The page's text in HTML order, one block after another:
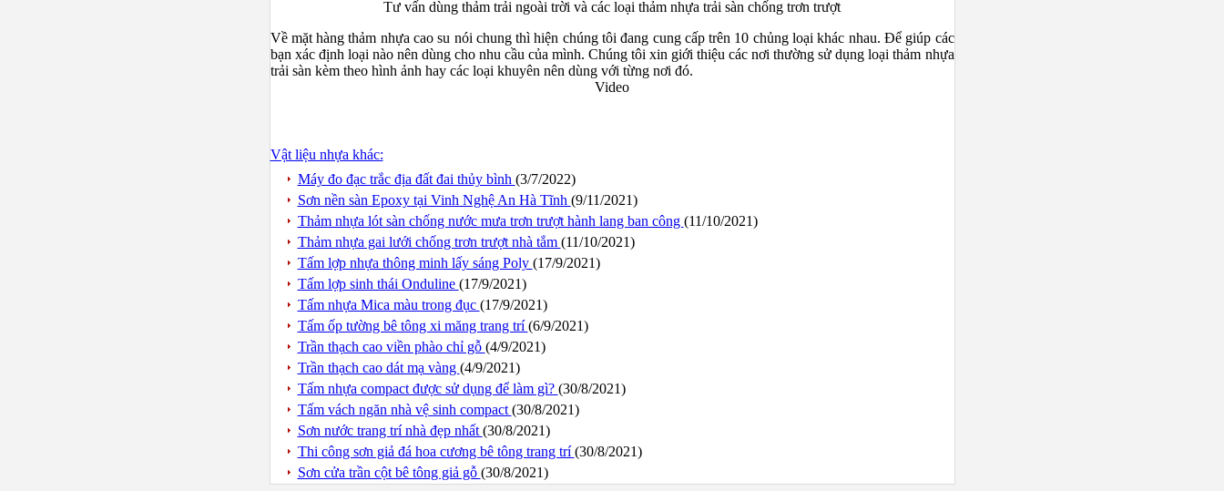
Tư vấn dùng thảm trải ngoài trời và các loại thảm nhựa trải sàn chống trơn trượt
Về mặt hàng thảm nhựa cao su nói chung thì hiện chúng tôi đang cung cấp trên 10 chủng loại khác nhau. Để giúp các
bạn xác định loại nào nên dùng cho nhu cầu của mình. Chúng tôi xin giới thiệu các nơi thường sử dụng loại thảm nhựa
trải sàn kèm theo hình ảnh hay các loại khuyên nên dùng với từng nơi đó.
Video
Vật liệu nhựa khác:
Máy đo đạc trắc địa đất đai thủy bình (3/7/2022)
Sơn nền sàn Epoxy tại Vinh Nghệ An Hà Tĩnh (9/11/2021)
Thảm nhựa lót sàn chống nước mưa trơn trượt hành lang ban công (11/10/2021)
Thảm nhựa gai lưới chống trơn trượt nhà tắm (11/10/2021)
Tấm lợp nhựa thông minh lấy sáng Poly (17/9/2021)
Tấm lợp sinh thái Onduline (17/9/2021)
Tấm nhựa Mica màu trong đục (17/9/2021)
Tấm ốp tường bê tông xi măng trang trí(6/9/2021)
Trần thạch cao viền phào chỉ gỗ (4/9/2021)
Trần thạch cao dát mạ vàng (4/9/2021)
Tấm nhựa compact được sử dụng để làm gì? (30/8/2021)
Tấm vách ngăn nhà vệ sinh compact (30/8/2021)
Sơn nước trang trí nhà đẹp nhất (30/8/2021)
Thi công sơn giả đá hoa cương bê tông trang trí(30/8/2021)
Sơn cửa trần cột bê tông giả gỗ (30/8/2021)